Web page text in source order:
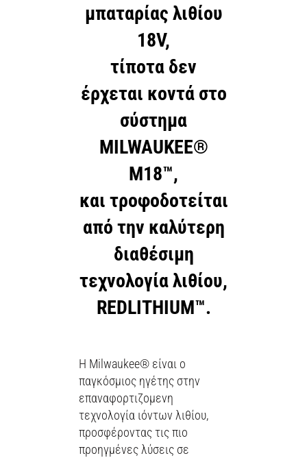
μπαταρίας λιθίου
18V,
τίποτα δεν
έρχεται κοντά στο
σύστημα
MILWAUKEE®
M18™,
και τροφοδοτείται
από την καλύτερη
διαθέσιμη
τεχνολογία λιθίου,
REDLITHIUM™.
Η Milwaukee® είναι ο
παγκόσμιος ηγέτης στην
επαναφορτιζομενη
τεχνολογία ιόντων λιθίου,
προσφέροντας τις πιο
προηγμένες λύσεις σε